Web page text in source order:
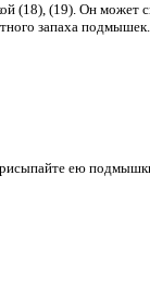
(18), (19). Он
запаха подмышек.
ею